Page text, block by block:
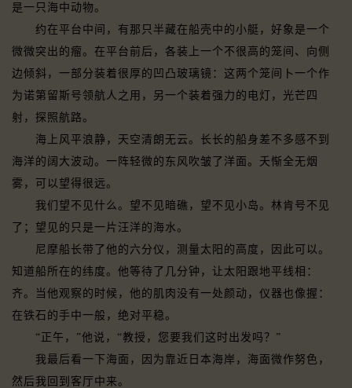
是一只海中动物。
约在平台中间，有那只半藏在船壳中的小艇，好象是一个
微微突出的瘤。在平台前后，各装上一个不很高的笼间、向侧
边倾斜，一部分装着很厚的凹凸玻璃镜：这两个笼间卜一个作
为诺第留斯号领航人之用，另一个装着强力的电灯，光芒四
射，探照航路。
海上风平浪静，天空清朗无云。长长的船身差不多感不到
海洋的阔大波动。一阵轻微的东风吹皱了洋面。夭惭全无烟
雾，可以望得很远。
我们望不见什么。望不见暗礁，望不见小岛。林肯号不见
了；望见的只是一片汪洋的海水。
尼摩船长带了他的六分仪，测量太阳的高度，因此可以。
知道船所在的纬度。他等待了几分钟，让太阳跟地平线相：
齐。当他观察的时候，他的肌肉没有一处颜动，仪器也像握：
在铁石的手中一般，绝对平稳。
“正午，”他说，“教授，您要我们这时出发吗？”
我最后看一下海面，因为靠近日本海岸，海面微作努色，
然后我回到客厅中来。